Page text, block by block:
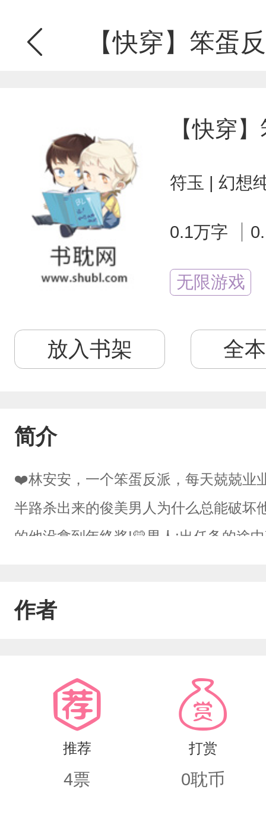
【快穿】笨蛋
【快穿
符玉 | 幻想
0.1万字
无限游戏
放入书架 全
简介
❤️林安安，一个笨蛋反派，每天兢兢业
半路杀出来的俊美男人为什么总能破坏
的他没拿到年终奖!💛男人:出任务的途
止玩家通关副本，攻是快穿组，负责带
作者
推荐
4票
打赏
0耽币